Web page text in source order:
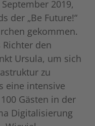
2019,
der „Be Future!“
gekommen.
den
Ursula, um sich
zu
eine intensive
Gästen in der
Digitalisierung